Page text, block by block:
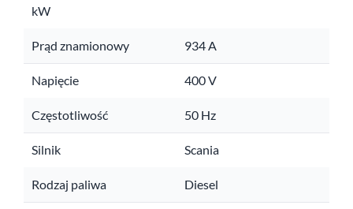
kW
Prąd znamionowy 934 A
Napięcie 400 V
Częstotliwość 50 Hz
Silnik Scania
Rodzaj paliwa Diesel